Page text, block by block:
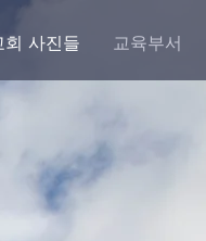
회 사진들 교육부서